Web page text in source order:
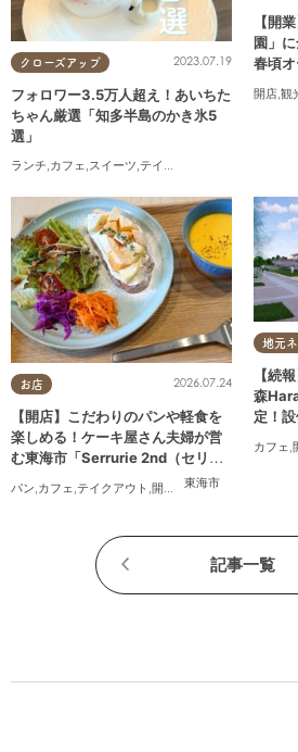
クローズアップ 2023.07.19
フォロワー3.5万人超え！あいちた
ちゃん厳選「知多半島のかき氷5
選」
ランチ,カフェ,スイーツ,テイクアウト
【開
園」
春頃
開店,観
お店
東海市
2026.07.24
【開店】こだわりのパンや軽食を
楽しめる！ケーキ屋さん夫婦が営
む東海市「Serrurie 2nd（セリュ
リエ セカンド）」6/29(月)テスト
オープン
パン,カフェ,テイクアウト ,開店 専門店,
地元ネ
【続
森
定！
カフェ
記事一覧